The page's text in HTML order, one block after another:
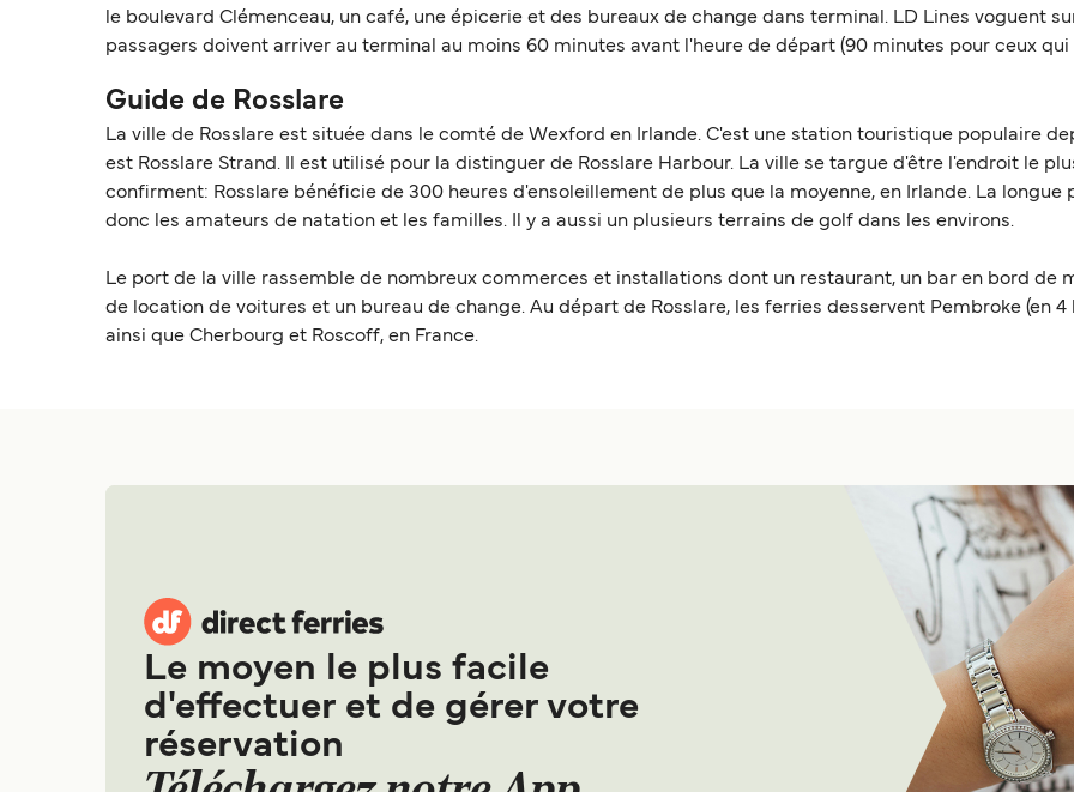
le boulevard Clémenceau, un café, une épicerie et des bureaux de change dans terminal. LD Lines voguent
passagers doivent arriver au terminal au moins 60 minutes avant l'heure de départ (90 minutes pour ceux
Guide de Rosslare
La ville de Rosslare est située dans le comté de Wexford en Irlande. C'est une station touristique populaire
est Rosslare Strand. Il est utilisé pour la distinguer de Rosslare Harbour. La ville se targue d'être l'endroit le
confirment: Rosslare bénéficie de 300 heures d'ensoleillement de plus que la moyenne, en Irlande. La
donc les amateurs de natation et les familles. Il y a aussi un plusieurs terrains de golf dans les environs.
Le port de la ville rassemble de nombreux commerces et installations dont un restaurant, un bar en bord de
de location de voitures et un bureau de change. Au départ de Rosslare, les ferries desservent Pembroke (en 4
ainsi que Cherbourg et Roscoff, en France.
Le moyen le plus facile
d'effectuer et de gérer votre
réservation